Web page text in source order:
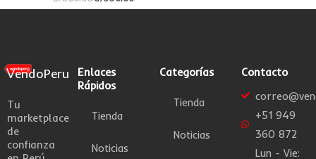
VendoPeru
Tu
marketplace
de
confianza
Enlaces
Rápidos
Tienda
Noticias
Categorías
Tienda
Noticias
Contacto
+51 949
360 872
Lun - Vie: